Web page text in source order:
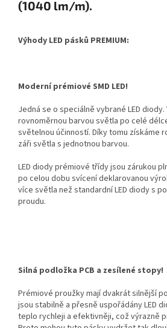
(1040 lm/m).
Výhody LED pásků PREMIUM:
Moderní prémiové SMD LED!
Jedná se o speciálně vybrané LED diody.
rovnoměrnou barvou světla po celé
světelnou účinností. Díky tomu získáme
záři světla s jednotnou barvou.
LED diody prémiové třídy jsou zárukou
po celou dobu svícení deklarovanou
více světla než standardní LED diody s
proudu.
Silná podložka PCB a zesílené stopy!
Prémiové proužky mají dvakrát silnější
jsou stabilně a přesně uspořádány LED
teplo rychleji a efektivněji, což výrazně